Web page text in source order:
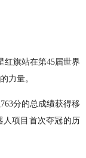
旗站在第45届世界
力量。
分的总成绩获得移
项目首次夺冠的历